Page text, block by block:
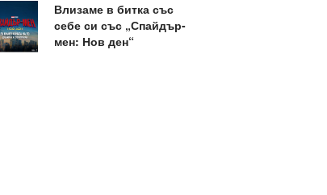
Влизаме в битка със
себе си със „Спайдър-
мен: Нов ден“